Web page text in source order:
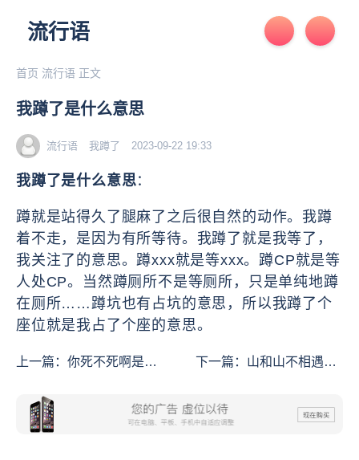
流行语
首页 流行语 正文
我蹲了是什么意思
流行语 我蹲了 2023-09-22 19:33
我蹲了是什么意思：
蹲就是站得久了腿麻了之后很自然的动作。我蹲
着不走，是因为有所等待。我蹲了就是我等了，
我关注了的意思。蹲xxx就是等xxx。蹲CP就是等
人处CP。当然蹲厕所不是等厕所，只是单纯地蹲
在厕所……蹲坑也有占坑的意思，所以我蹲了个
座位就是我占了个座的意思。
上一篇： 你死不死啊是什
下一篇： 山和山不相遇，